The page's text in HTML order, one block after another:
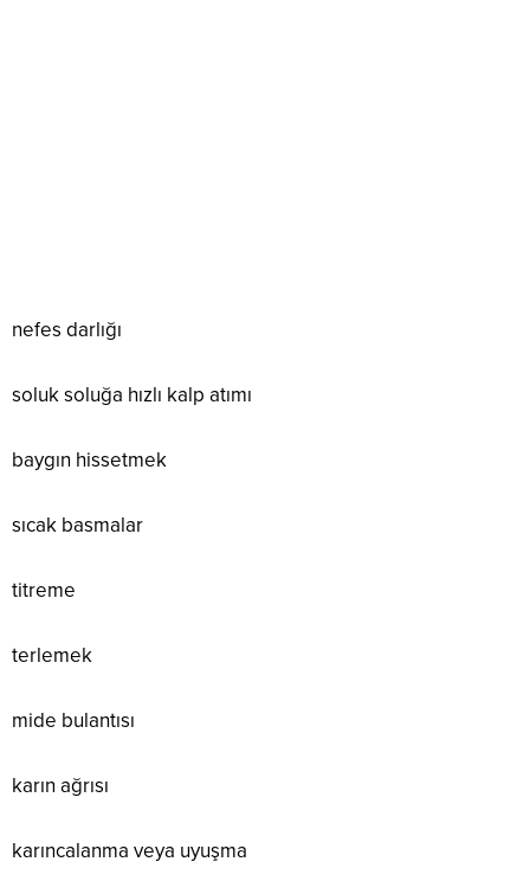
nefes darlığı
soluk soluğa hızlı kalp atımı
baygın hissetmek
sıcak basmalar
titreme
terlemek
mide bulantısı
karın ağrısı
karıncalanma veya uyuşma